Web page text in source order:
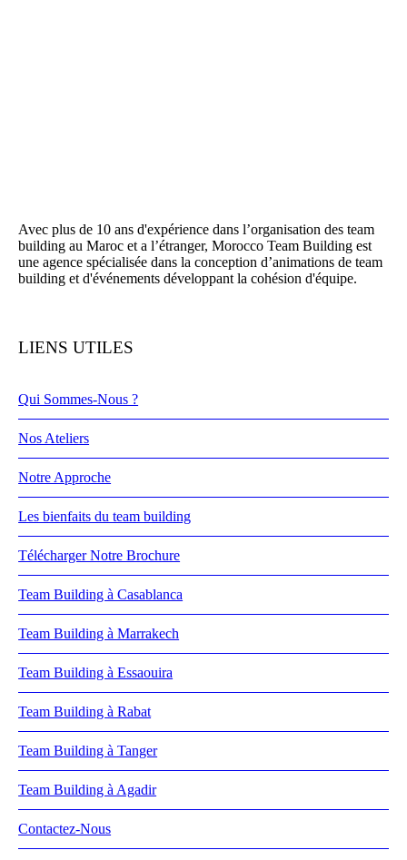
Avec plus de 10 ans d'expérience dans l’organisation des team
building au Maroc et a l’étranger, Morocco Team Building est
une agence spécialisée dans la conception d’animations de team
building et d'événements développant la cohésion d'équipe.
LIENS UTILES
Qui Sommes-Nous ?
Nos Ateliers
Notre Approche
Les bienfaits du team building
Télécharger Notre Brochure
Team Building à Casablanca
Team Building à Marrakech
Team Building à Essaouira
Team Building à Rabat
Team Building à Tanger
Team Building à Agadir
Contactez-Nous